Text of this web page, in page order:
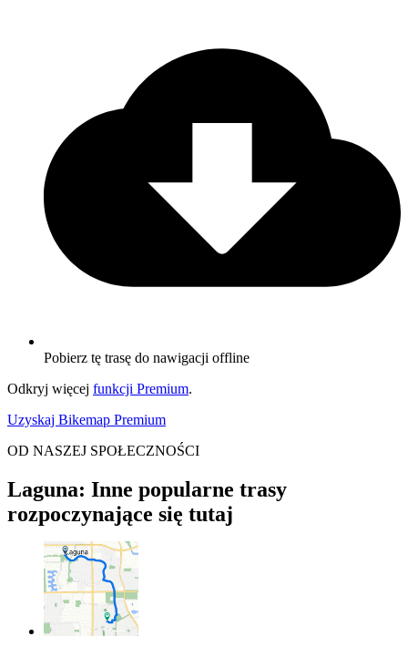
Pobierz tę trasę do nawigacji offline
Odkryj więcej funkcji Premium.
Uzyskaj Bikemap Premium
OD NASZEJ SPOŁECZNOŚCI
Laguna: Inne popularne trasy
rozpoczynające się tutaj